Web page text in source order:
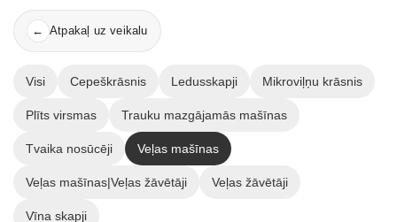
← Atpakaļ uz veikalu
Visi Cepeškrāsnis Ledusskapji Mikroviļņu krāsnis
Plīts virsmas Trauku mazgājamās mašīnas
Tvaika nosūcēji Veļas mašīnas
Veļas mašīnas|Veļas žāvētāji Veļas žāvētāji
Vīna skapji